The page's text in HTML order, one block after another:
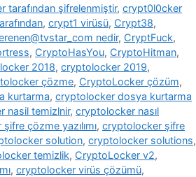
tarafından şifrelenmiştir, crypt0l0cker
, crypt1 virüsü, Crypt38,
nedir, CryptFuck,
, CryptoHasYou, CryptoHitman,
2018, cryptolocker 2019,
çözme, CryptoLocker çözüm,
kurtarma, cryptolocker dosya kurtarma
nasil temizlnir, cryptolocker nasıl
çözme yazılımı, cryptolocker şifre
solution, cryptolocker solutions,
temizlik, CryptoLocker v2,
, cryptolocker virüs çözümü,